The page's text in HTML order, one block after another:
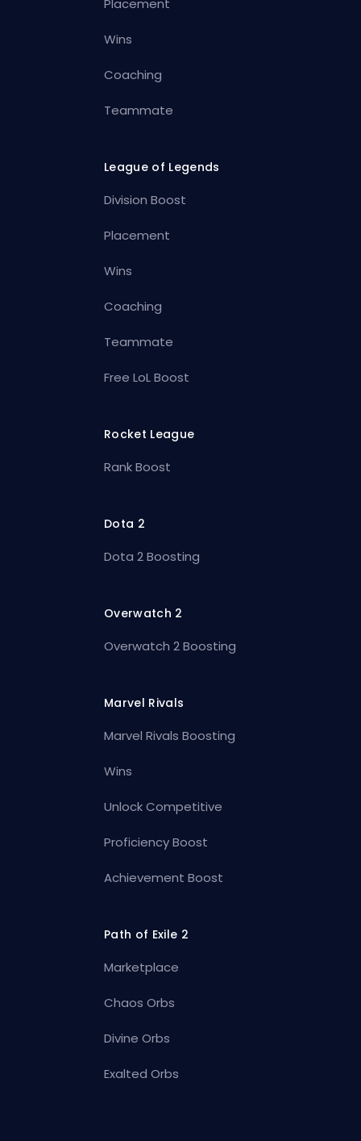
Placement
Wins
Coaching
Teammate
League of Legends
Division Boost
Placement
Wins
Coaching
Teammate
Free LoL Boost
Rocket League
Rank Boost
Dota 2
Dota 2 Boosting
Overwatch 2
Overwatch 2 Boosting
Marvel Rivals
Marvel Rivals Boosting
Wins
Unlock Competitive
Proficiency Boost
Achievement Boost
Path of Exile 2
Marketplace
Chaos Orbs
Divine Orbs
Exalted Orbs